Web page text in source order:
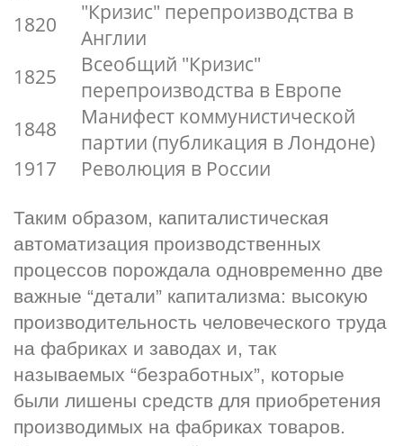
1820
"Кризис" перепроизводства в
Англии
1825
Всеобщий "Кризис"
перепроизводства в Европе
1848
Манифест коммунистической
партии (публикация в Лондоне)
1917
Революция в России
Таким образом, капиталистическая
автоматизация производственных
процессов порождала одновременно две
важные “детали” капитализма: высокую
производительность человеческого труда
на фабриках и заводах и, так
называемых “безработных”, которые
были лишены средств для приобретения
производимых на фабриках товаров.